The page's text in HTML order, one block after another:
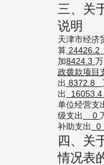
三、关
说明
天津市经济
算 24426.2
加8424.3
政拨款项目
出 8372.8
出
16053.4
单位经营支
级支出
0
补助支出
0
四、关
情况表